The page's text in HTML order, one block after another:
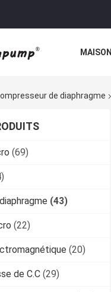
MAISON
de diaphragme
(69)
(43)
(22)
(20)
de C.C (29)